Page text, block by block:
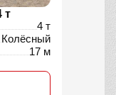
т
4 т
Колёсный
17 м